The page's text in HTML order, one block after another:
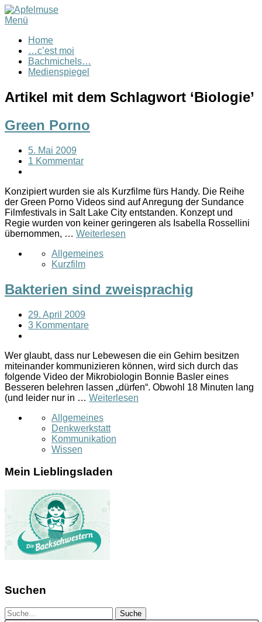
Menü
Home
…c’est moi
Bachmichels…
Medienspiegel
Artikel mit dem Schlagwort ‘Biologie’
Green Porno
5. Mai 2009
1 Kommentar
Konzipiert wurden sie als Kurzfilme fürs Handy. Die Reihe
der Green Porno Videos sind auf Anregung der Sundance
Filmfestivals in Salt Lake City entstanden. Konzept und
Regie wurden von keiner geringeren als Isabella Rossellini
übernommen, … Weiterlesen
Allgemeines
Kurzfilm
Bakterien sind zweisprachig
29. April 2009
3 Kommentare
Wer glaubt, dass nur Lebewesen die ein Gehirn besitzen
miteinander kommunizieren können, wird sich durch das
folgende Video der Mikrobiologin Bonnie Basler eines
Besseren belehren lassen „dürfen“. Obwohl 18 Minuten lang
(und leider nur in … Weiterlesen
Allgemeines
Denkwerkstatt
Kommunikation
Wissen
Mein Lieblingsladen
Suchen